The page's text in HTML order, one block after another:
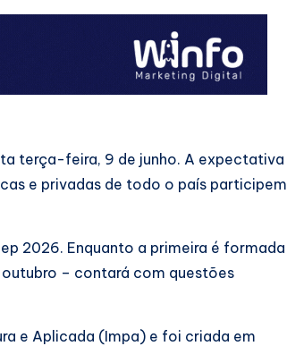
terça-feira, 9 de junho. A expectativa
e privadas de todo o país participem
2026. Enquanto a primeira é formada
– contará com questões
e Aplicada (Impa) e foi criada em